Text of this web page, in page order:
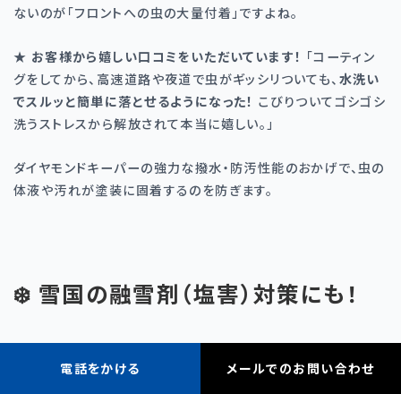
ないのが「フロントへの虫の大量付着」ですよね。
★ お客様から嬉しい口コミをいただいています！ 「コーティン
グをしてから、高速道路や夜道で虫がギッシリついても、 水洗い
でスルッと簡単に落とせるようになった！ こびりついてゴシゴシ
洗うストレスから解放されて本当に嬉しい。」
ダイヤモンドキーパーの強力な撥水・防汚性能のおかげで、虫の
体液や汚れが塗装に固着するのを防ぎます。
❄️ 雪国の融雪剤（塩害）対策にも！
電話をかける メールでのお問い合わせ